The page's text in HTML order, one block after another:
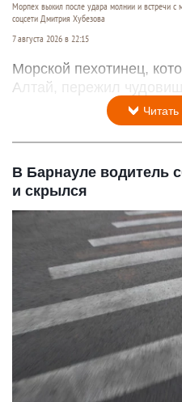
Морпех выжил после удара молнии и встречи с
соцсети Дмитрия Хубезова
7 августа 2026 в 22:15
Морской пехотинец,
Алтай, пережил
В Барнауле водитель
и скрылся